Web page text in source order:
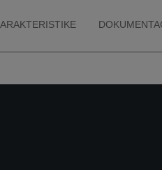
za sortiranje